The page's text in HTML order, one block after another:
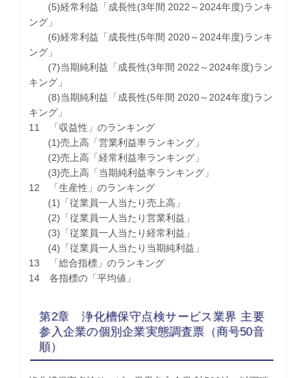
(5)経常利益「成長性(3年間 2022～2024年度)ランキ
ング」
(6)経常利益「成長性(5年間 2020～2024年度)ランキ
ング」
(7)当期純利益「成長性(3年間 2022～2024年度)ラン
キング」
(8)当期純利益「成長性(5年間 2020～2024年度)ラン
キング」
11 「収益性」のランキング
(1)売上高「営業利益率ランキング」
(2)売上高「経常利益率ランキング」
(3)売上高「当期純利益率ランキング」
12 「生産性」のランキング
(1)「従業員一人当たり売上高」
(2)「従業員一人当たり営業利益」
(3)「従業員一人当たり経常利益」
(4)「従業員一人当たり当期純利益」
13 「総合指標」のランキング
14 各指標の「平均値」
第2章 浄化槽保守点検サービス業界 主要
参入企業の個別企業実態調査票（商号50音
順）